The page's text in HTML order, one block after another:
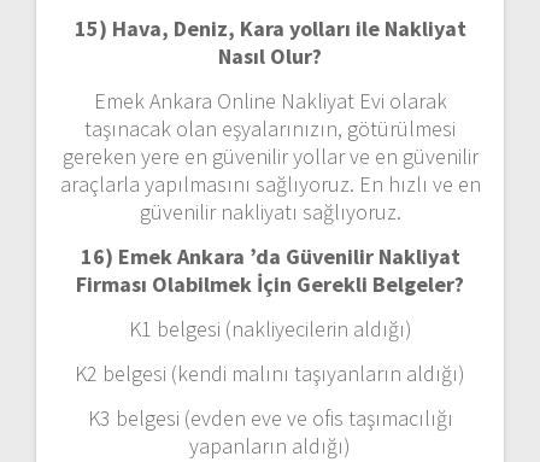
15) Hava, Deniz, Kara yolları ile Nakliyat
Nasıl Olur?
Emek Ankara Online Nakliyat Evi olarak
taşınacak olan eşyalarınızın, götürülmesi
gereken yere en güvenilir yollar ve en güvenilir
araçlarla yapılmasını sağlıyoruz. En hızlı ve en
güvenilir nakliyatı sağlıyoruz.
16) Emek Ankara ’da Güvenilir Nakliyat
Firması Olabilmek İçin Gerekli Belgeler?
K1 belgesi (nakliyecilerin aldığı)
K2 belgesi (kendi malını taşıyanların aldığı)
K3 belgesi (evden eve ve ofis taşımacılığı
yapanların aldığı)